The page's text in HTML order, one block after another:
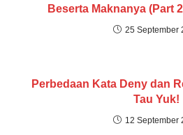
Beserta Maknanya (Part
25 September
Perbedaan Kata Deny dan
Tau Yuk!
12 September